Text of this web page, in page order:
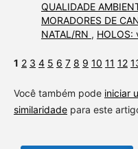
QUALIDADE
MORADORES DE
NATAL/RN , HOLOS:
1 2 3 4 5 6 7 8 9 10 11 12
Você também pode iniciar
similaridadepara este